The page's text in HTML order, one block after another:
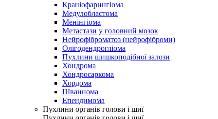
Краніофарингіома
Медулобластома
Менінгіома
Метастази у головний мозок
Нейрофіброматоз (нейрофіброми)
Олігодендрогліома
Пухлини шишкоподібної залози
Хондрома
Хондросаркома
Хордома
Шваннома
Епендимома
Пухлини органів голови і шиї